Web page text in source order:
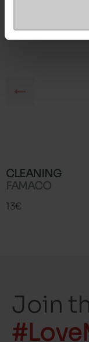
CLEANING
FAMACO
13€
Join